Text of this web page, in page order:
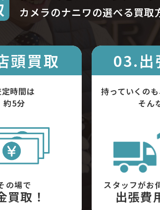
カメラのナニワの選べる買取
頭買取
時間は
約5分
の場で
買取！
03.出
持っていくの
そん
スタッフがお
出張費